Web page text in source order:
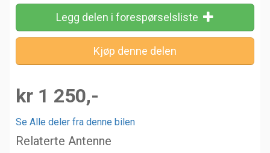
Legg delen i forespørselsliste
kr 1 250,-
Se Alle deler fra denne bilen
Relaterte Antenne